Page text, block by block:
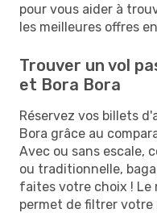
pour vous aider à
les meilleures offres
Trouver un vol
et Bora Bora
Réservez vos billets
Bora grâce au
Avec ou sans escale,
ou traditionnelle,
faites votre choix ! Le
permet de filtrer